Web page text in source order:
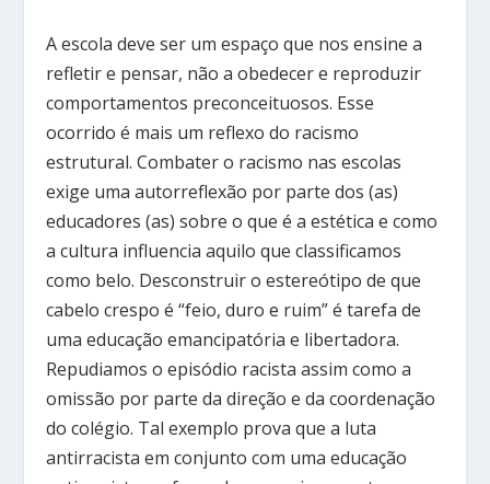
A escola deve ser um espaço que nos ensine a
refletir e pensar, não a obedecer e reproduzir
comportamentos preconceituosos. Esse
ocorrido é mais um reflexo do racismo
estrutural. Combater o racismo nas escolas
exige uma autorreflexão por parte dos (as)
educadores (as) sobre o que é a estética e como
a cultura influencia aquilo que classificamos
como belo. Desconstruir o estereótipo de que
cabelo crespo é “feio, duro e ruim” é tarefa de
uma educação emancipatória e libertadora.
Repudiamos o episódio racista assim como a
omissão por parte da direção e da coordenação
do colégio. Tal exemplo prova que a luta
antirracista em conjunto com uma educação